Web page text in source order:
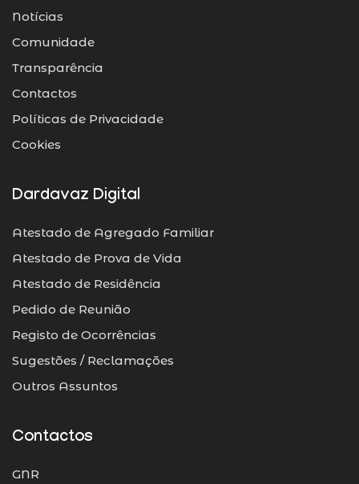
Notícias
Comunidade
Transparência
Contactos
Políticas de Privacidade
Cookies
Dardavaz Digital
Atestado de Agregado Familiar
Atestado de Prova de Vida
Atestado de Residência
Pedido de Reunião
Registo de Ocorrências
Sugestões / Reclamações
Outros Assuntos
Contactos
GNR